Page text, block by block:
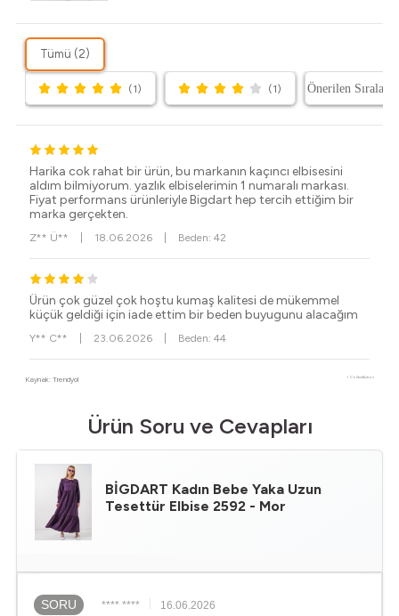
Tümü (2)
(1) (1)
Harika cok rahat bir ürün, bu markanın kaçıncı elbisesini
aldım bilmiyorum. yazlık elbiselerimin 1 numaralı markası.
Fiyat performans ürünleriyle Bigdart hep tercih ettiğim bir
marka gerçekten.
Z** Ü** 18.06.2026 Beden: 42
Ürün çok güzel çok hoştu kumaş kalitesi de mükemmel
küçük geldiği için iade ettim bir beden buyugunu alacağım
Y** C** 23.06.2026 Beden: 44
Kaynak: Trendyol ⚡ CollectAction
Ürün Soru ve Cevapları
BİGDART Kadın Bebe Yaka Uzun
Tesettür Elbise 2592 - Mor
SORU **** **** 16.06.2026